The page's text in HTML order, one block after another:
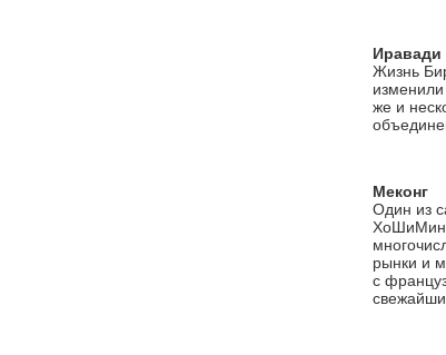
Иравади
Жизнь
же и
Меконг
Один из
ХоШиМин,
рынки и
с